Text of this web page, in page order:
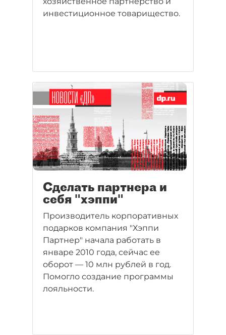
инвестиционное товарищество.
Сделать партнера и
себя "хэппи"
Производитель корпоративных
подарков компания "Хэппи
Партнер" начала работать в
январе 2010 года, сейчас ее
оборот — 10 млн рублей в год.
Помогло создание программы
лояльности.